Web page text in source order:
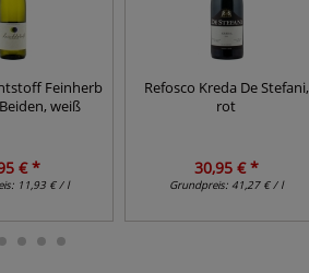
Feinherb
weiß
€ *
11,93 € / l
Refosco Kreda De Stefani,
rot
30,95 € *
Grundpreis: 41,27 € / l